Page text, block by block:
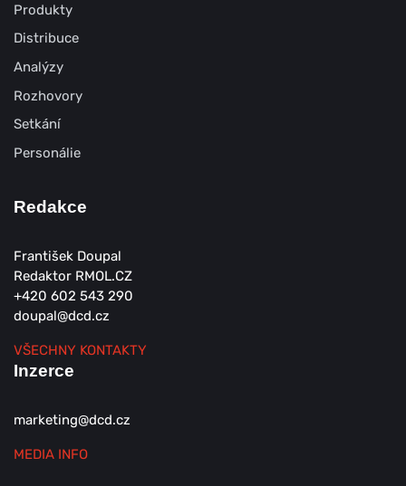
Produkty
Distribuce
Analýzy
Rozhovory
Setkání
Personálie
Redakce
František Doupal
Redaktor RMOL.CZ
+420 602 543 290
doupal@dcd.cz
VŠECHNY KONTAKTY
Inzerce
marketing@dcd.cz
MEDIA INFO